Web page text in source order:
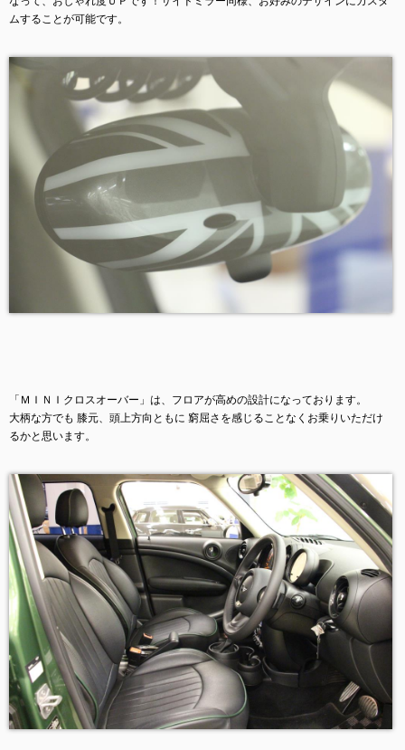
ムすることが可能です。
「ＭＩＮＩクロスオーバー」は、フロアが高めの設計になっております。
大柄な方でも 膝元、頭上方向ともに 窮屈さを感じることなくお乗りいただけ
るかと思います。